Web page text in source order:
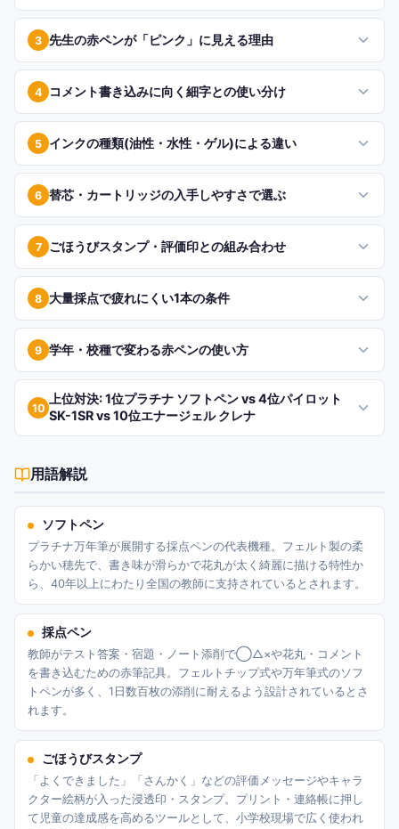
3 先生の赤ペンが「ピンク」に見える理由
4 コメント書き込みに向く細字との使い分け
5 インクの種類(油性・水性・ゲル)による違い
6 替芯・カートリッジの入手しやすさで選ぶ
7 ごほうびスタンプ・評価印との組み合わせ
8 大量採点で疲れにくい1本の条件
9 学年・校種で変わる赤ペンの使い方
10
上位対決: 1位プラチナ ソフトペン vs 4位パイロット
SK-1SR vs 10位エナージェル クレナ
用語解説
ソフトペン
プラチナ万年筆が展開する採点ペンの代表機種。フェルト製の柔
らかい穂先で、書き味が滑らかで花丸が太く綺麗に描ける特性か
ら、40年以上にわたり全国の教師に支持されているとされます。
採点ペン
教師がテスト答案・宿題・ノート添削で◯△×や花丸・コメント
を書き込むための赤筆記具。フェルトチップ式や万年筆式のソフ
トペンが多く、1日数百枚の添削に耐えるよう設計されているとさ
れます。
ごほうびスタンプ
「よくできました」「さんかく」などの評価メッセージやキャラ
クター絵柄が入った浸透印・スタンプ。プリント・連絡帳に押し
て児童の達成感を高めるツールとして、小学校現場で広く使われ